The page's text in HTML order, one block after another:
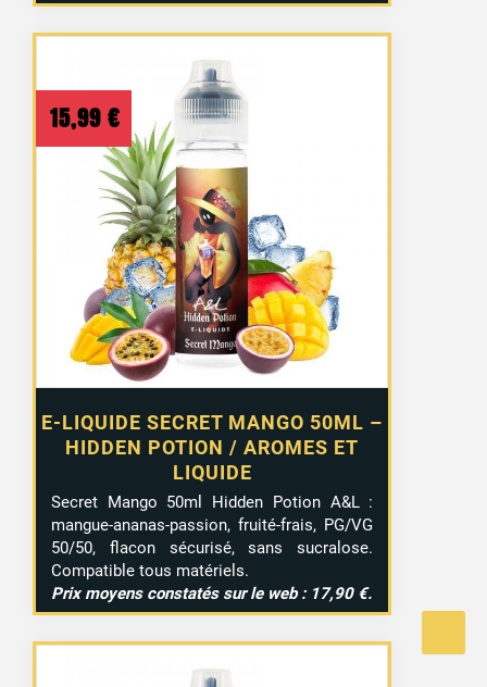
E-LIQUIDE SECRET MANGO 50ML –
HIDDEN POTION / AROMES ET
LIQUIDE
15,99 €
Secret Mango 50ml Hidden Potion A&L :
mangue-ananas-passion, fruité-frais, PG/VG
50/50, flacon sécurisé, sans sucralose.
Compatible tous matériels.
Prix moyens constatés sur le web : 17,90 €.